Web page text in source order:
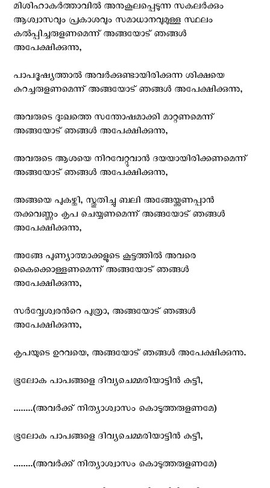
മിശിഹാകര്‍ത്താവില്‍ അനുകൂലപ്പെടുന്ന സകലര്‍ക്കും
ആശ്വാസവും പ്രകാശവും സമാധാനവുമുള്ള സ്ഥലം
കല്‍പ്പിച്ചരുളണമെന്ന് അങ്ങയോട് ഞങ്ങള്‍
അപേക്ഷിക്കുന്നു,
പാപദൂഷ്യത്താല്‍ അവര്‍ക്കുണ്ടായിരിക്കുന്ന ശിക്ഷയെ
കുറച്ചരുളണമെന്ന് അങ്ങയോട് ഞങ്ങള്‍ അപേക്ഷിക്കുന്നു,
അവരുടെ ദുഃഖത്തെ സന്തോഷമാക്കി മാറ്റണമെന്ന്
അങ്ങയോട് ഞങ്ങള്‍ അപേക്ഷിക്കുന്നു,
അവരുടെ ആശയെ നിറവേറ്റുവാന്‍ ദയയായിരിക്കണമെന്ന്
അങ്ങയോട് ഞങ്ങള്‍ അപേക്ഷിക്കുന്നു,
അങ്ങയെ പുകഴ്ത്തി, സ്തുതിച്ചു ബലി അങ്ങേയ്ക്കണപ്പാന്‍
തക്കവണ്ണം കൃപ ചെയ്യണമെന്ന് അങ്ങയോട് ഞങ്ങള്‍
അപേക്ഷിക്കുന്നു,
അങ്ങേ പുണ്യാത്മാക്കളുടെ കൂട്ടത്തില്‍ അവരെ
കൈക്കൊള്ളണമെന്ന് അങ്ങയോട് ഞങ്ങള്‍
അപേക്ഷിക്കുന്നു,
സര്‍വ്വേശ്വരന്‍റെ പുത്രാ, അങ്ങയോട് ഞങ്ങള്‍
അപേക്ഷിക്കുന്നു,
കൃപയുടെ ഉറവയെ, അങ്ങയോട് ഞങ്ങള്‍ അപേക്ഷിക്കുന്നു.
ഭൂലോക പാപങ്ങളെ ദിവ്യചെമ്മരിയാട്ടിന്‍ കുട്ടീ,
........(അവര്‍ക്ക് നിത്യാശ്വാസം കൊടുത്തരുളണമേ)
ഭൂലോക പാപങ്ങളെ ദിവ്യചെമ്മരിയാട്ടിന്‍ കുട്ടീ,
........(അവര്‍ക്ക് നിത്യാശ്വാസം കൊടുത്തരുളണമേ)